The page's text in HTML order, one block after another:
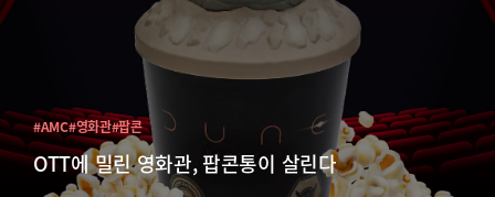
OTT에 밀린 영화관, 팝콘통이 살린다
#AMC#영화관#팝콘